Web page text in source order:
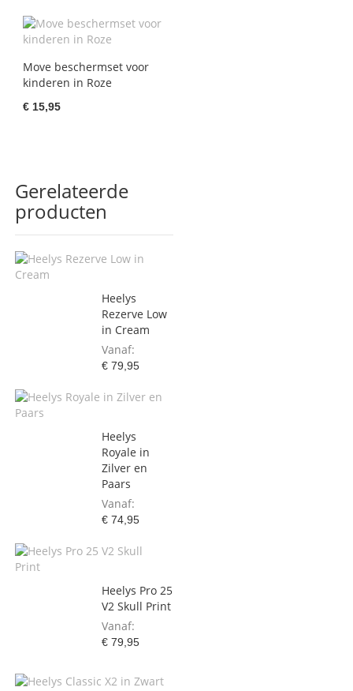
Move beschermset voor
kinderen in Roze
€ 15,95
Gerelateerde
producten
Heelys
Rezerve Low
in Cream
Vanaf
€ 79,95
Heelys
Royale in
Zilver en
Paars
Vanaf
€ 74,95
Heelys Pro 25
V2 Skull Print
Vanaf
€ 79,95